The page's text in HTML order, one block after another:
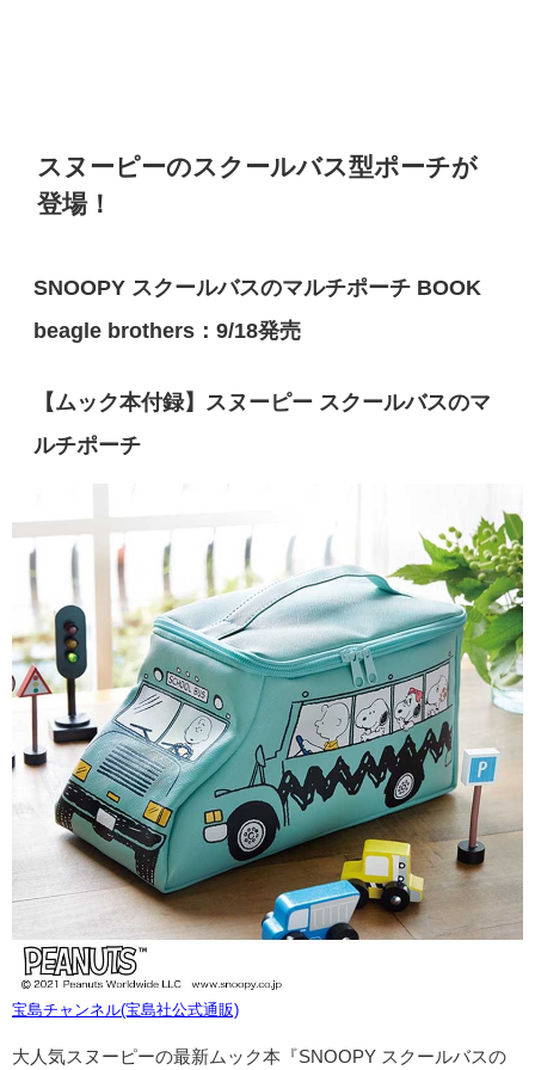
スヌーピーのスクールバス型ポーチが
登場！
SNOOPY スクールバスのマルチポーチ BOOK
beagle brothers：9/18発売
【ムック本付録】スヌーピー スクールバスのマ
ルチポーチ
宝島チャンネル(宝島社公式通販)
大人気スヌーピーの最新ムック本『SNOOPY スクールバスの